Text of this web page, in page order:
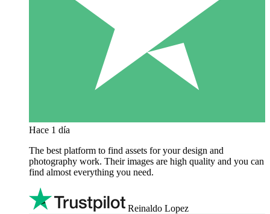
Hace 1 día
The best platform to find assets for your design and
photography work. Their images are high quality and you can
find almost everything you need.
Reinaldo Lopez